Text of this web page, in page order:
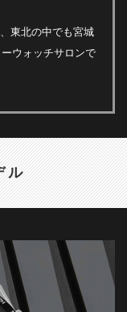
東北の中でも宮城
ウォッチサロンで
ル